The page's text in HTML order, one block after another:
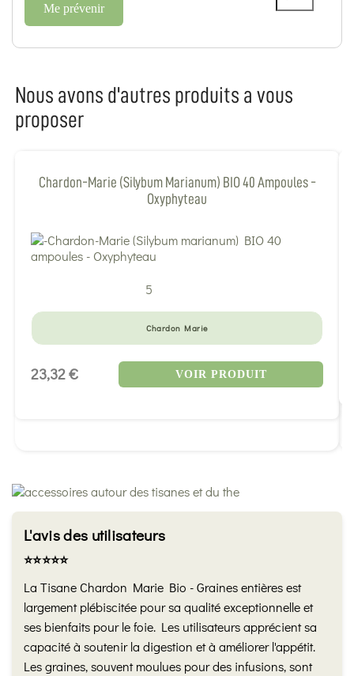
Me prévenir
L'avis des utilisateurs
⭐️⭐️⭐️⭐️⭐️
La Tisane Chardon Marie Bio - Graines entières est
largement plébiscitée pour sa qualité exceptionnelle et
ses bienfaits pour le foie. Les utilisateurs apprécient sa
capacité à soutenir la digestion et à améliorer l'appétit.
Les graines, souvent moulues pour des infusions, sont
Nous avons d'autres produits a vous
proposer
Chardon-Marie (Silybum Marianum) BIO 40 Ampoules -
Oxyphyteau
5
Chardon Marie
23,32 € VOIR PRODUIT